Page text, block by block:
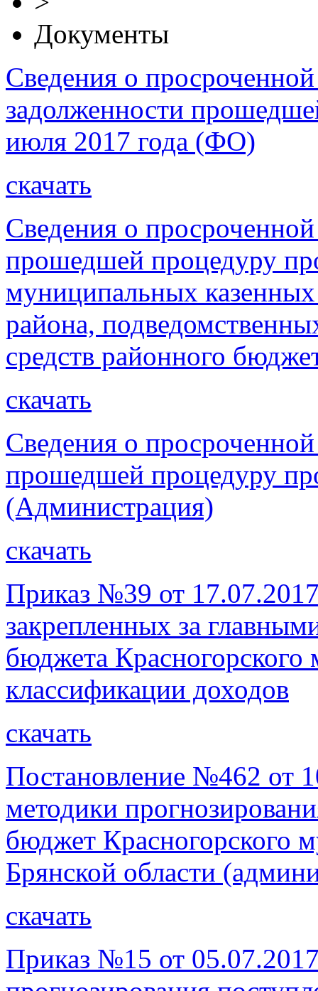
Документы
Сведения о
задолженности
июля 2017 года (ФО)
скачать
Сведения о
прошедшей процедуру
муниципальных
района,
средств районного
скачать
Сведения о
прошедшей процедуру
(Администрация)
скачать
Приказ №39 от
закрепленных за
бюджета Красногорского
классификации доходов
скачать
Постановление №462 от
методики
бюджет Красногорского
Брянской области
скачать
Приказ №15 от